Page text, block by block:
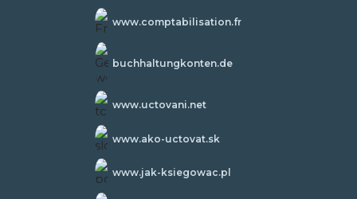
www.comptabilisation.fr
buchhaltungkonten.de
www.uctovani.net
www.ako-uctovat.sk
www.jak-ksiegowac.pl